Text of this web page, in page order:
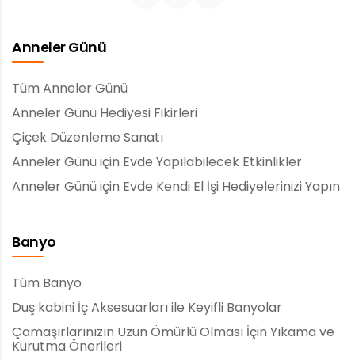
Anneler Günü
Tüm Anneler Günü
Anneler Günü Hediyesi Fikirleri
Çiçek Düzenleme Sanatı
Anneler Günü için Evde Yapılabilecek Etkinlikler
Anneler Günü için Evde Kendi El İşi Hediyelerinizi Yapın
Banyo
Tüm Banyo
Duş kabini İç Aksesuarları ile Keyifli Banyolar
Çamaşırlarınızın Uzun Ömürlü Olması İçin Yıkama ve
Kurutma Önerileri